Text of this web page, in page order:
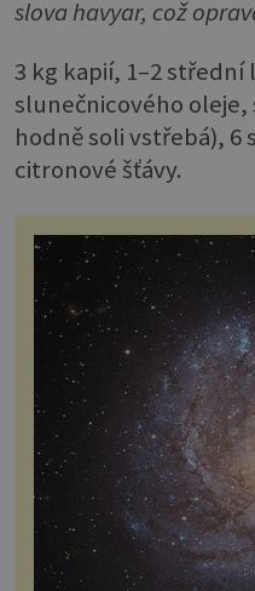
slova havyar, což
3 kg kapií, 1–2 střední
slunečnicového
hodně soli vstřebá), 6
citronové šťávy.